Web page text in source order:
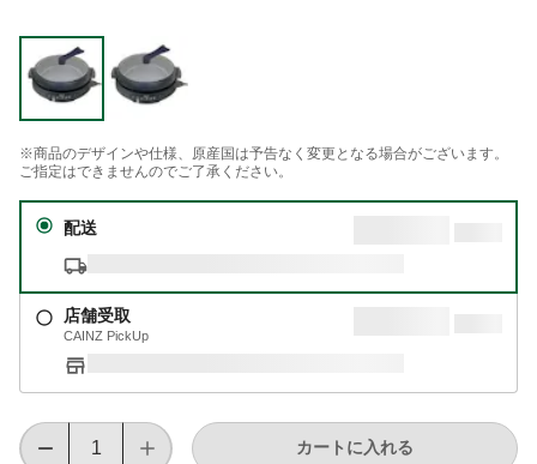
※商品のデザインや仕様、原産国は予告なく変更となる場合がございます。
ご指定はできませんのでご了承ください。
配送
店舗受取
CAINZ PickUp
カートに入れる